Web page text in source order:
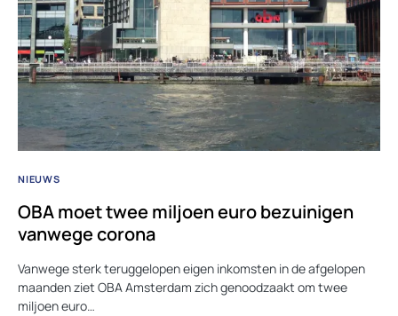
NIEUWS
OBA moet twee miljoen euro bezuinigen
vanwege corona
Vanwege sterk teruggelopen eigen inkomsten in de afgelopen
maanden ziet OBA Amsterdam zich genoodzaakt om twee
miljoen euro…